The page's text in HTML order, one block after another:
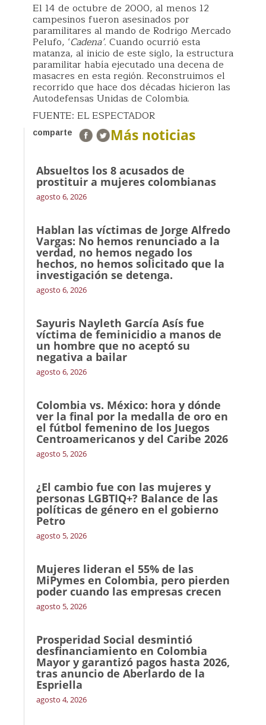
El 14 de octubre de 2000, al menos 12
campesinos fueron asesinados por
paramilitares al mando de Rodrigo Mercado
Pelufo, ‘Cadena’. Cuando ocurrió esta
matanza, al inicio de este siglo, la estructura
paramilitar había ejecutado una decena de
masacres en esta región. Reconstruimos el
recorrido que hace dos décadas hicieron las
Autodefensas Unidas de Colombia.
FUENTE: EL ESPECTADOR
comparte Más noticias
Absueltos los 8 acusados de
prostituir a mujeres colombianas
agosto 6, 2026
Hablan las víctimas de Jorge Alfredo
Vargas: No hemos renunciado a la
verdad, no hemos negado los
hechos, no hemos solicitado que la
investigación se detenga.
agosto 6, 2026
Sayuris Nayleth García Asís fue
víctima de feminicidio a manos de
un hombre que no aceptó su
negativa a bailar
agosto 6, 2026
Colombia vs. México: hora y dónde
ver la final por la medalla de oro en
el fútbol femenino de los Juegos
Centroamericanos y del Caribe 2026
agosto 5, 2026
¿El cambio fue con las mujeres y
personas LGBTIQ+? Balance de las
políticas de género en el gobierno
Petro
agosto 5, 2026
Mujeres lideran el 55% de las
MiPymes en Colombia, pero pierden
poder cuando las empresas crecen
agosto 5, 2026
Prosperidad Social desmintió
desfinanciamiento en Colombia
Mayor y garantizó pagos hasta 2026,
tras anuncio de Aberlardo de la
Espriella
agosto 4, 2026